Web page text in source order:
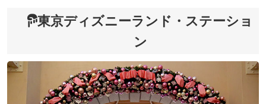
東京ディズニーランド・ステーショ
ン